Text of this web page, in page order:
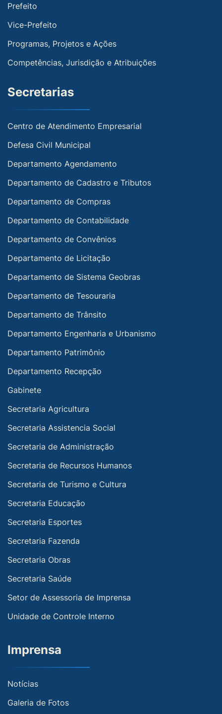
Prefeito
Vice-Prefeito
Programas, Projetos e Ações
Competências, Jurisdição e Atribuições
Secretarias
Centro de Atendimento Empresarial
Defesa Civil Municipal
Departamento Agendamento
Departamento de Cadastro e Tributos
Departamento de Compras
Departamento de Contabilidade
Departamento de Convênios
Departamento de Licitação
Departamento de Sistema Geobras
Departamento de Tesouraria
Departamento de Trânsito
Departamento Engenharia e Urbanismo
Departamento Patrimônio
Departamento Recepção
Gabinete
Secretaria Agricultura
Secretaria Assistencia Social
Secretaria de Administração
Secretaria de Recursos Humanos
Secretaria de Turismo e Cultura
Secretaria Educação
Secretaria Esportes
Secretaria Fazenda
Secretaria Obras
Secretaria Saúde
Setor de Assessoria de Imprensa
Unidade de Controle Interno
Imprensa
Notícias
Galeria de Fotos